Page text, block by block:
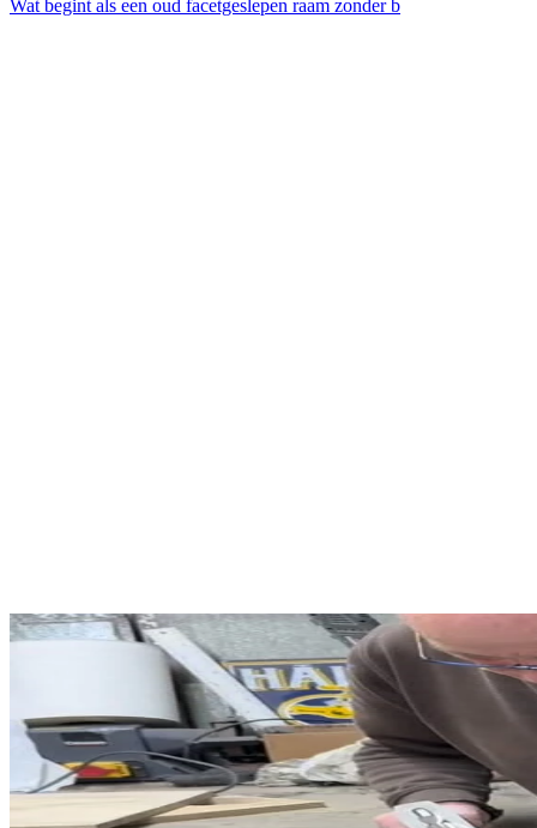
Wat begint als een oud facetgeslepen raam zonder b